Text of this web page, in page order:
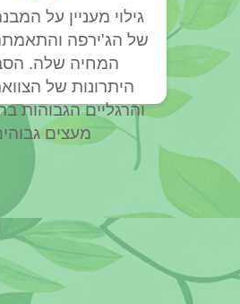
גילוי מעניין על
של הג'ירפה
המחיה שלה.
היתרונות של
והרגליים הגבוהות
מעצים